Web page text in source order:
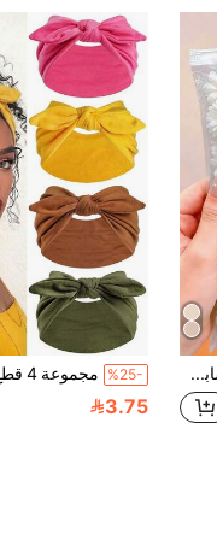
20/10 قطعة/مجموعة مشابك شعر من الشيفون الأبيض الكريمي الناعم بتصميم زهور ثلاثية الأبعاد، مزينة بأحجار الراين، حلوة وجميلة، إكسسوارات شعر عصرية بسيطة - مناسبة للفتيات والمراهقات، للاستخدام اليومي والمدرسة والعطلات %25-
3.75